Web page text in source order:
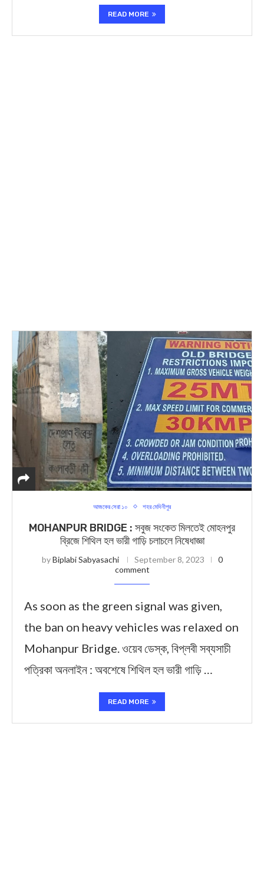
READ MORE
আজকের সেরা ১০ শহর মেদিনীপুর
MOHANPUR BRIDGE : সবুজ সংকেত মিলতেই মোহনপুর
ব্রিজে শিথিল হল ভারী গাড়ি চলাচলে নিষেধাজ্ঞা
byBiplabi Sabyasachi September 8, 2023
0
comment
As soon as the green signal was given,
the ban on heavy vehicles was relaxed on
Mohanpur Bridge. ওয়েব ডেস্ক, বিপ্লবী সব্যসাচী
পত্রিকা অনলাইন : অবশেষে শিথিল হল ভারী গাড়ি …
READ MORE